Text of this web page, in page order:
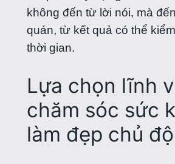
không đến từ lời nói, mà
quán, từ kết quả có thể
thời gian.
Lựa chọn lĩnh
chăm sóc sức
làm đẹp chủ